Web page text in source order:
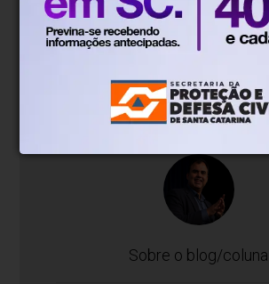
inclusão de alunos
mais de alunos TEA, 0%
Sobre o blog/coluna